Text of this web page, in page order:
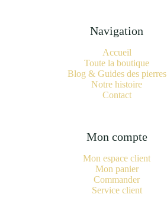
Navigation
Accueil
Toute la boutique
Blog & Guides des pierres
Notre histoire
Contact
Mon compte
Mon espace client
Mon panier
Commander
Service client